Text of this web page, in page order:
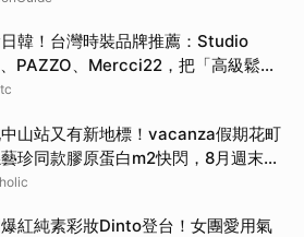
韓！台灣時裝品牌推薦：Studio
PAZZO、Mercci22，把「高級鬆弛
成日常
山站又有新地標！vacanza假期花町
珍同款膠原蛋白m2快閃，8月週末必
大爆款景點
紅純素彩妝Dinto登台！女團愛用氣